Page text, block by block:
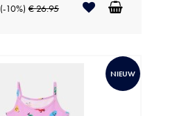
(-10%) € 26.95
NIEUW